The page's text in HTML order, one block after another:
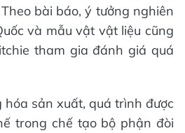
bài báo, ý tưởng nghiên
và mẫu vật vật liệu cũng
tham gia đánh giá quá
hóa sản xuất, quá trình được
trong chế tạo bộ phận đòi